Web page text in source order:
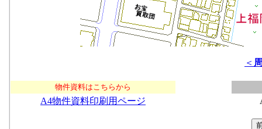
＜
物件資料はこちらから
A4物件資料印刷用ページ